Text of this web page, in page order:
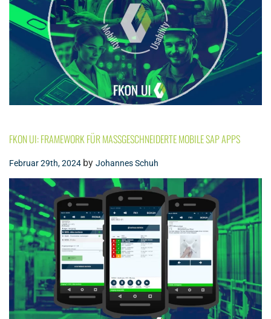
FKON UI: FRAMEWORK FÜR MASSGESCHNEIDERTE MOBILE SAP APPS
Februar 29th, 2024 by Johannes Schuh